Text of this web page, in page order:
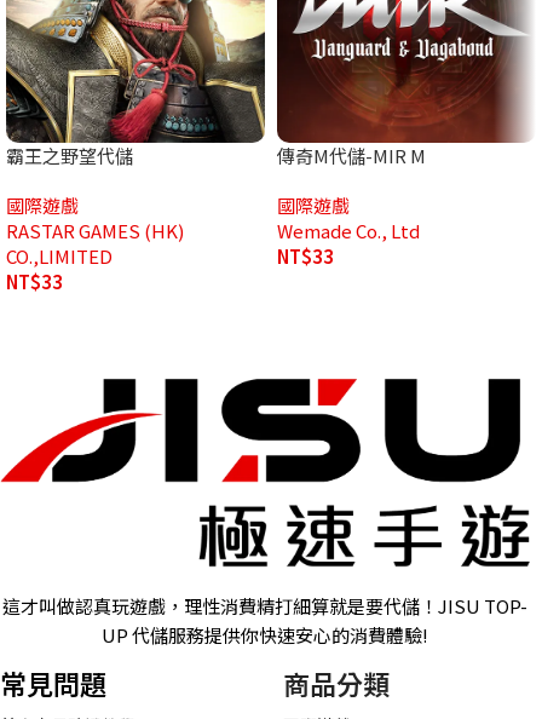
霸王之野望代儲
國際遊戲
RASTAR GAMES (HK)
CO.,LIMITED
NT$33
傳奇M代儲-MIR M
國際遊戲
Wemade Co., Ltd
NT$33
這才叫做認真玩遊戲，理性消費精打細算就是要代儲！JISU TOP-
UP 代儲服務提供你快速安心的消費體驗!
常見問題 商品分類